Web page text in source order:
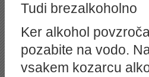
Tudi brezalkoholno
Ker alkohol
pozabite na vodo.
vsakem kozarcu